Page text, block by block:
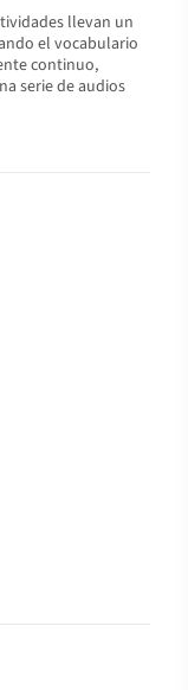
llevan un
el vocabulario
continuo,
serie de audios